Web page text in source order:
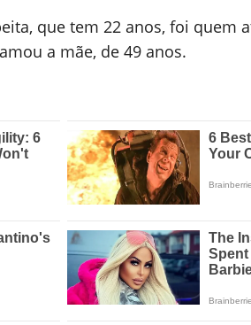
que tem 22 anos, foi quem
a mãe, de 49 anos.